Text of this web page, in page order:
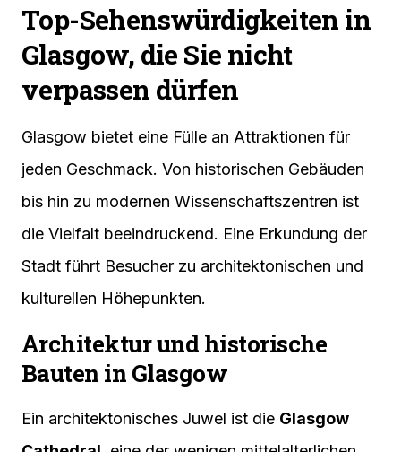
Top-Sehenswürdigkeiten in
Glasgow, die Sie nicht
verpassen dürfen
Glasgow bietet eine Fülle an Attraktionen für
jeden Geschmack. Von historischen Gebäuden
bis hin zu modernen Wissenschaftszentren ist
die Vielfalt beeindruckend. Eine Erkundung der
Stadt führt Besucher zu architektonischen und
kulturellen Höhepunkten.
Architektur und historische
Bauten in Glasgow
Ein architektonisches Juwel ist die Glasgow